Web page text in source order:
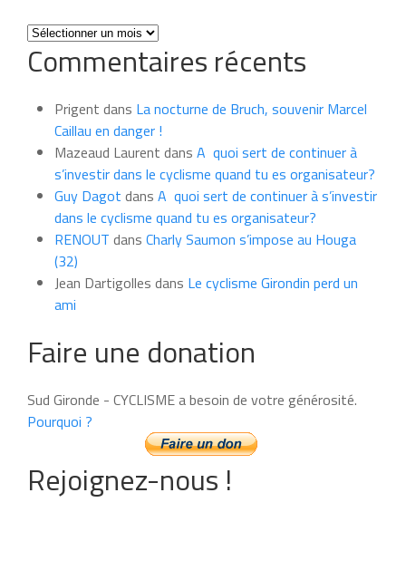
Toutes
les
news
mois
Commentaires récents
Prigent dans La nocturne de Bruch, souvenir Marcel
Caillau en danger !
Mazeaud Laurent dans A quoi sert de continuer à
s’investir dans le cyclisme quand tu es organisateur?
Guy Dagot dans A quoi sert de continuer à s’investir
dans le cyclisme quand tu es organisateur?
RENOUT dans Charly Saumon s’impose au Houga
(32)
Jean Dartigolles dans Le cyclisme Girondin perd un
ami
Faire une donation
Sud Gironde - CYCLISME a besoin de votre générosité.
Pourquoi ?
Rejoignez-nous !